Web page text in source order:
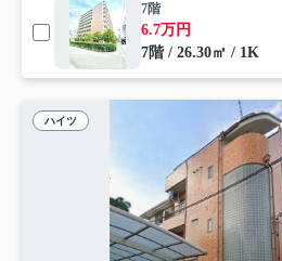
7階
6.7万円
7階 / 26.30㎡ / 1K
ハイツ